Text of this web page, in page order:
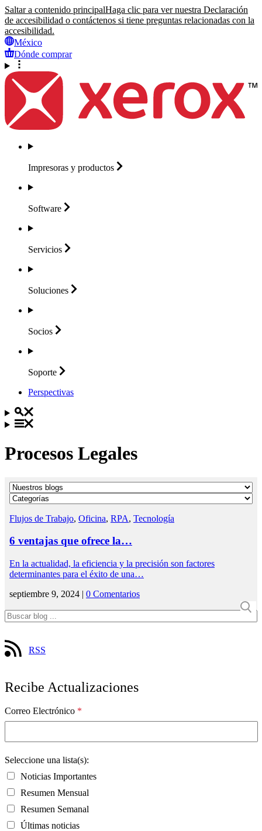
Saltar a contenido principalHaga clic para ver nuestra Declaración
de accesibilidad o contáctenos si tiene preguntas relacionadas con la
accesibilidad.
México
Dónde comprar
Impresoras y productos
Software
Servicios
Soluciones
Socios
Soporte
Perspectivas
Procesos Legales
Flujos de Trabajo, Oficina, RPA, Tecnología
6 ventajas que ofrece la…
En la actualidad, la eficiencia y la precisión son factores
determinantes para el éxito de una…
septiembre 9, 2024 | 0 Comentarios
RSS
Recibe Actualizaciones
Correo Electrónico *
Seleccione una lista(s):
Noticias Importantes
Resumen Mensual
Resumen Semanal
Últimas noticias